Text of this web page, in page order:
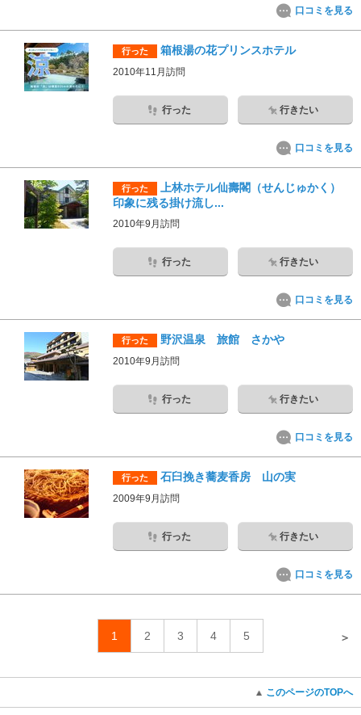
口コミを見る
行った 箱根湯の花プリンスホテル
2010年11月訪問
行った 行きたい
口コミを見る
行った
上林ホテル仙壽閣（せんじゅかく）
印象に残る掛け流し...
2010年9月訪問
行った 行きたい
口コミを見る
行った 野沢温泉 旅館 さかや
2010年9月訪問
行った 行きたい
口コミを見る
行った 石臼挽き蕎麦香房 山の実
2009年9月訪問
行った 行きたい
口コミを見る
1 2 3 4 5 ＞
このページのTOPへ